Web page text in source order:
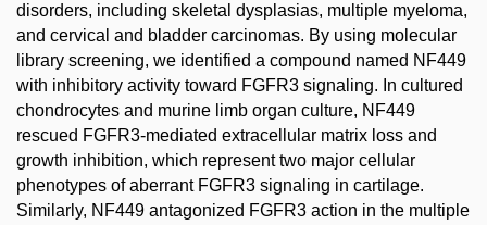
disorders, including skeletal dysplasias, multiple myeloma,
and cervical and bladder carcinomas. By using molecular
library screening, we identified a compound named NF449
with inhibitory activity toward FGFR3 signaling. In cultured
chondrocytes and murine limb organ culture, NF449
rescued FGFR3-mediated extracellular matrix loss and
growth inhibition, which represent two major cellular
phenotypes of aberrant FGFR3 signaling in cartilage.
Similarly, NF449 antagonized FGFR3 action in the multiple